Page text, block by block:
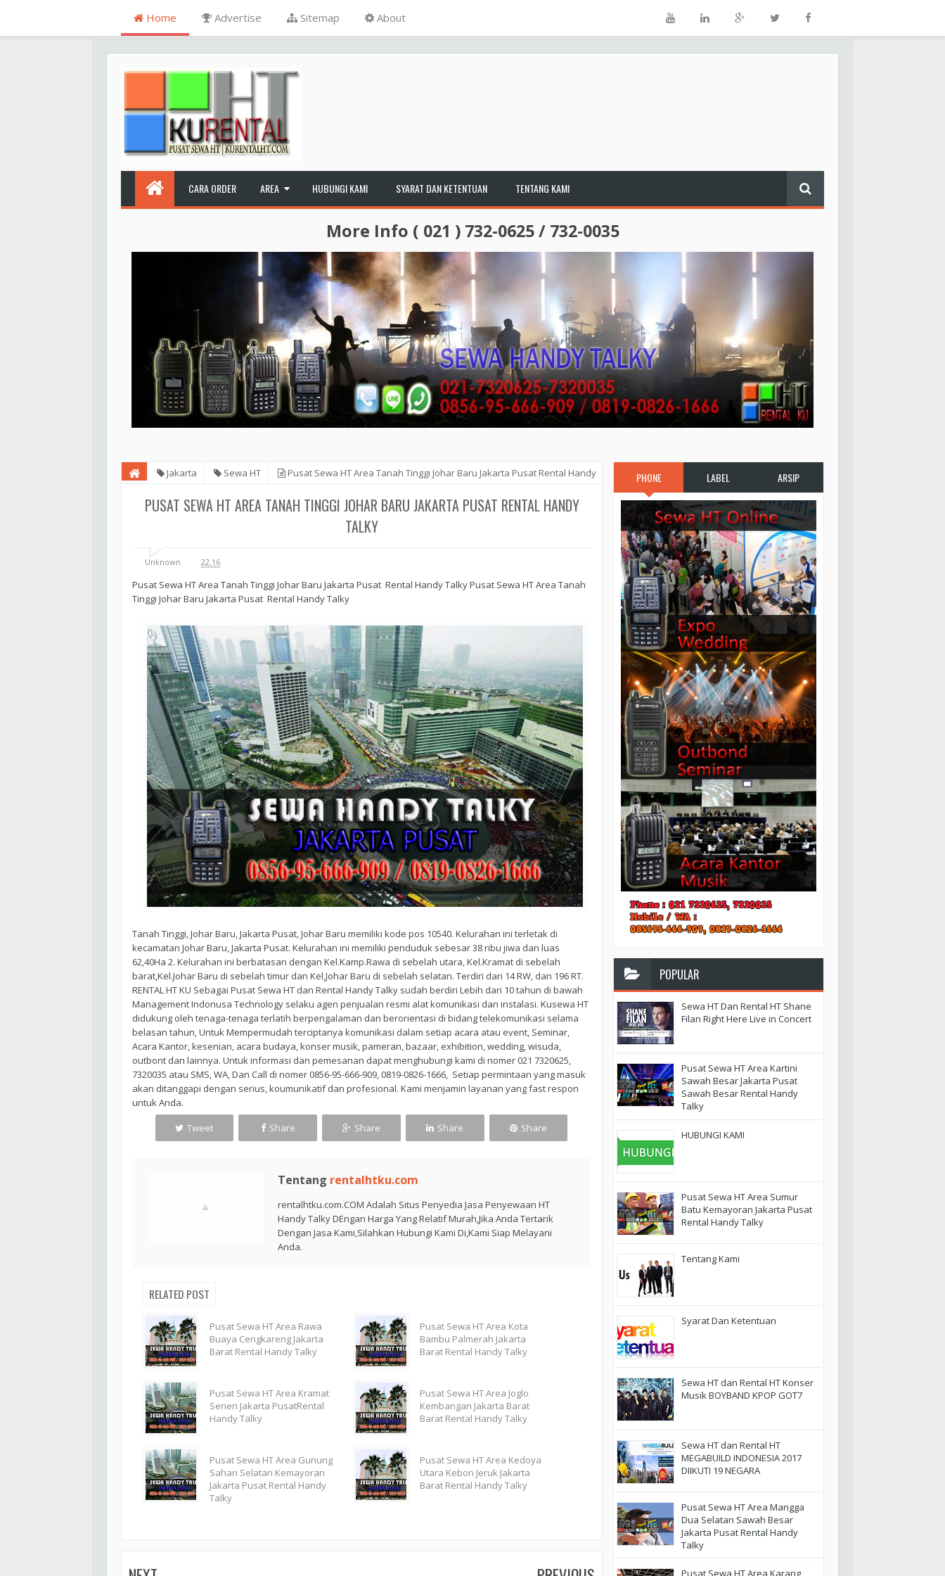
Home Advertise Sitemap About
CARA ORDER AREA HUBUNGI KAMI SYARAT DAN KETENTUAN TENTANG KAMI
More Info ( 021 ) 732-0625 / 732-0035
Jakarta Sewa HT
Pusat Sewa HT Area Tanah Tinggi Johar Baru Jakarta Pusat Rental Handy
PUSAT SEWA HT AREA TANAH TINGGI JOHAR BARU JAKARTA PUSAT RENTAL HANDY
TALKY
Unknown 22.16
Pusat Sewa HT Area Tanah Tinggi Johar Baru Jakarta Pusat Rental Handy Talky Pusat Sewa HT Area Tanah
Tinggi Johar Baru Jakarta Pusat Rental Handy Talky
Tanah Tinggi, Johar Baru, Jakarta Pusat, Johar Baru memiliki kode pos 10540. Kelurahan ini terletak di
kecamatan Johar Baru, Jakarta Pusat. Kelurahan ini memiliki penduduk sebesar 38 ribu jiwa dan luas
62,40Ha 2. Kelurahan ini berbatasan dengan Kel.Kamp.Rawa di sebelah utara, Kel.Kramat di sebelah
barat,Kel.Johar Baru di sebelah timur dan Kel,Johar Baru di sebelah selatan. Terdiri dari 14 RW, dan 196 RT.
RENTAL HT KU Sebagai Pusat Sewa HT dan Rental Handy Talky sudah berdiri Lebih dari 10 tahun di bawah
Management Indonusa Technology selaku agen penjualan resmi alat komunikasi dan instalasi. Kusewa HT
didukung oleh tenaga-tenaga terlatih berpengalaman dan berorientasi di bidang telekomunikasi selama
belasan tahun, Untuk Mempermudah terciptanya komunikasi dalam setiap acara atau event, Seminar,
Acara Kantor, kesenian, acara budaya, konser musik, pameran, bazaar, exhibition, wedding, wisuda,
outbont dan lainnya. Untuk informasi dan pemesanan dapat menghubungi kami di nomer 021 7320625,
7320035 atau SMS, WA, Dan Call di nomer 0856-95-666-909, 0819-0826-1666, Setiap permintaan yang masuk
akan ditanggapi dengan serius, koumunikatif dan profesional. Kami menjamin layanan yang fast respon
untuk Anda.
Tweet
Share Share Share Share
Tentang rentalhtku.com
rentalhtku.com.COM Adalah Situs Penyedia Jasa Penyewaan HT
Handy Talky DEngan Harga Yang Relatif Murah,Jika Anda Tertarik
Dengan Jasa Kami,Silahkan Hubungi Kami Di,Kami Siap Melayani
Anda.
RELATED POST
Pusat Sewa HT Area Rawa
Buaya Cengkareng Jakarta
Barat Rental Handy Talky
Pusat Sewa HT Area Kota
Bambu Palmerah Jakarta
Barat Rental Handy Talky
Pusat Sewa HT Area Kramat
Senen Jakarta PusatRental
Handy Talky
Pusat Sewa HT Area Joglo
Kembangan Jakarta Barat
Barat Rental Handy Talky
Pusat Sewa HT Area Gunung
Sahari Selatan Kemayoran
Jakarta Pusat Rental Handy
Talky
Pusat Sewa HT Area Kedoya
Utara Kebon Jeruk Jakarta
Barat Rental Handy Talky
PHONE LABEL ARSIP
POPULAR
Sewa HT Dan Rental HT Shane
Filan Right Here Live in Concert
Pusat Sewa HT Area Kartini
Sawah Besar Jakarta Pusat
Sawah Besar Rental Handy
Talky
HUBUNGI KAMI
Pusat Sewa HT Area Sumur
Batu Kemayoran Jakarta Pusat
Rental Handy Talky
Tentang Kami
Syarat Dan Ketentuan
Sewa HT dan Rental HT Konser
Musik BOYBAND KPOP GOT7
Sewa HT dan Rental HT
MEGABUILD INDONESIA 2017
DIIKUTI 19 NEGARA
Pusat Sewa HT Area Mangga
Dua Selatan Sawah Besar
Jakarta Pusat Rental Handy
Talky
Pusat Sewa HT Area Karang